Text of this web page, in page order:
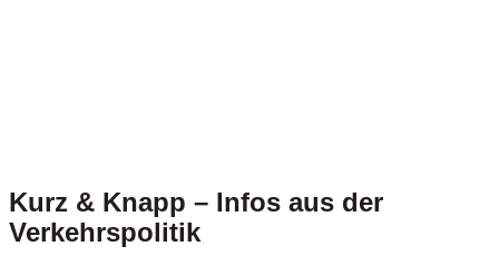
Kurz & Knapp – Infos aus der
Verkehrspolitik